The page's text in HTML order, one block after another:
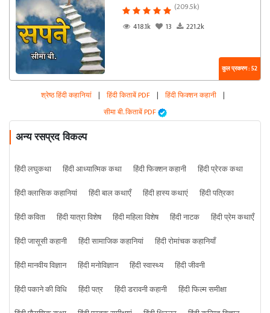
(209.5k)
418.1k
13 221.2k
कुल प्रकरण : 52
श्रेष्ठ हिंदी कहानियां | हिंदी किताबें PDF | हिंदी फिक्शन कहानी |
सीमा बी. किताबें PDF
अन्य रसप्रद विकल्प
हिंदी लघुकथा हिंदी आध्यात्मिक कथा हिंदी फिक्शन कहानी
हिंदी प्रेरक कथा
हिंदी क्लासिक कहानियां
हिंदी बाल कथाएँ हिंदी हास्य कथाएं
हिंदी पत्रिका
हिंदी कविता
हिंदी यात्रा विशेष हिंदी महिला विशेष हिंदी नाटक
हिंदी प्रेम कथाएँ
हिंदी जासूसी कहानी
हिंदी सामाजिक कहानियां
हिंदी रोमांचक कहानियाँ
हिंदी मानवीय विज्ञान
हिंदी मनोविज्ञान हिंदी स्वास्थ्य
हिंदी जीवनी
हिंदी पकाने की विधि
हिंदी पत्र हिंदी डरावनी कहानी
हिंदी फिल्म समीक्षा